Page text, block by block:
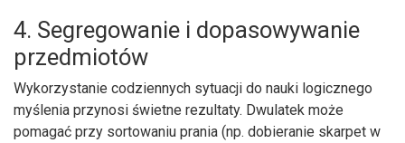
4. Segregowanie i dopasowywanie
przedmiotów
Wykorzystanie codziennych sytuacji do nauki logicznego
myślenia przynosi świetne rezultaty. Dwulatek może
pomagać przy sortowaniu prania (np. dobieranie skarpet w